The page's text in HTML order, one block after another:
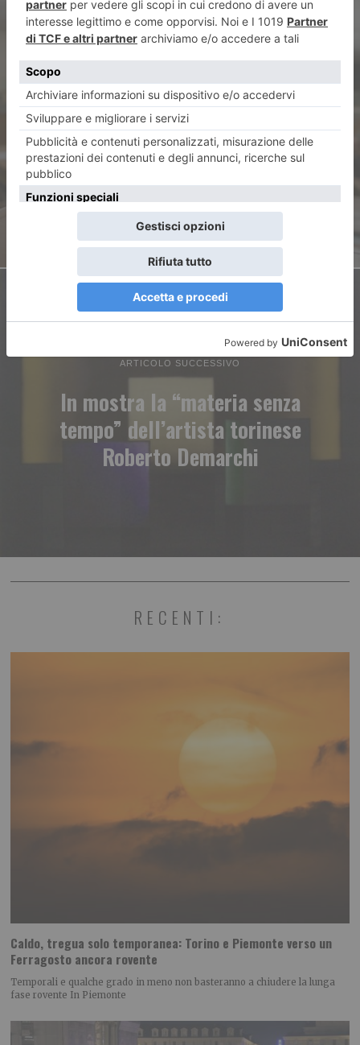
Transizione energetica, Avetta
(Pd): “Dare sostanza al
Recovery plan”
ARTICOLO SUCCESSIVO
In mostra la “materia senza
tempo” dell’artista torinese
Roberto Demarchi
RECENTI:
Caldo, tregua solo temporanea: Torino e Piemonte verso un
Ferragosto ancora rovente
Temporali e qualche grado in meno non basteranno a chiudere la lunga
fase rovente In Piemonte